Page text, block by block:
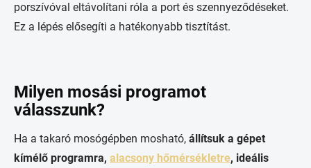
porszívóval eltávolítani róla a port és szennyeződéseket.
Ez a lépés elősegíti a hatékonyabb tisztítást.
Milyen mosási programot
válasszunk?
Ha a takaró mosógépben mosható, állítsuk a gépet
kímélő programra, alacsony hőmérsékletre, ideális